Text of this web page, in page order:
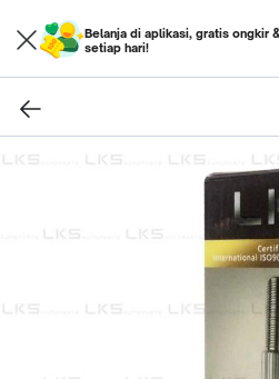
Belanja di aplikasi, gratis ongkir
setiap hari!